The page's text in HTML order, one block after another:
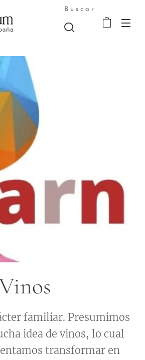
Buscar
familiar. Presumimos
idea de vinos, lo cual
transformar en